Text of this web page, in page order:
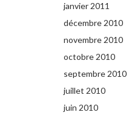
janvier 2011
décembre 2010
novembre 2010
octobre 2010
septembre 2010
juillet 2010
juin 2010